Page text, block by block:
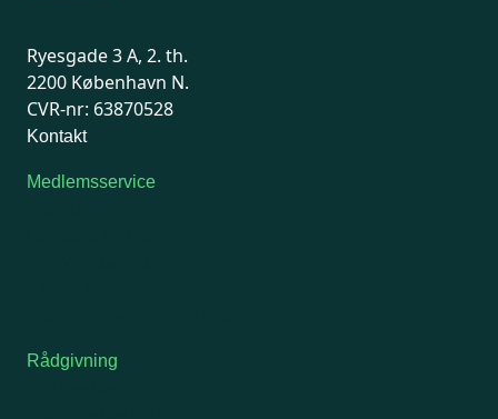
Ryesgade 3 A, 2. th.
2200 København N.
CVR-nr: 63870528
Kontakt
Medlemsservice
Rådgivning